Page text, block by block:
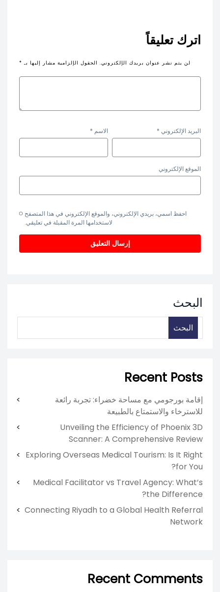
اترك تعليقاً
لن يتم نشر عنوان بريدك الإلكتروني. الحقول الإلزامية مشار إليها بـ *
الاسم * البريد الإلكتروني *
الموقع الإلكتروني
احفظ اسمي، بريدي الإلكتروني، والموقع الإلكتروني في هذا المتصفح
لاستخدامها المرة المقبلة في تعليقي.
البحث
البحث
Recent Posts
إقامة بورجومي مع مساحة خضراء: تجربة رائعة
للاسترخاء والاستمتاع بالطبيعة
Unveiling the Efficiency of Phoenix 3D
Scanner: A Comprehensive Review
Exploring Overseas Medical Tourism: Is It Right
for You?
Medical Facilitator vs Travel Agency: What’s
the Difference?
Connecting Riyadh to a Global Health Referral
Network
Recent Comments